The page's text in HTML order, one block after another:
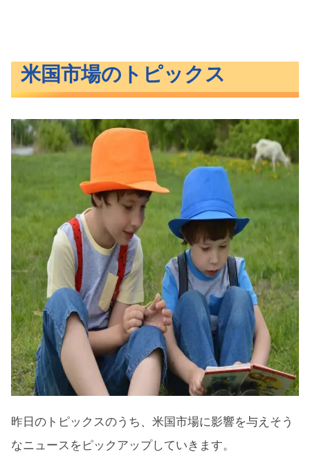
米国市場のトピックス
昨日のトピックスのうち、米国市場に影響を与えそう
なニュースをピックアップしていきます。